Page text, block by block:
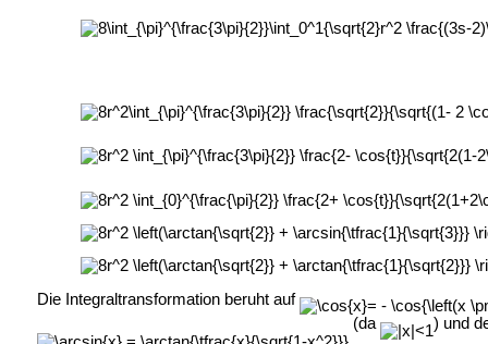
Die Integraltransformation beruht auf
(da
) und